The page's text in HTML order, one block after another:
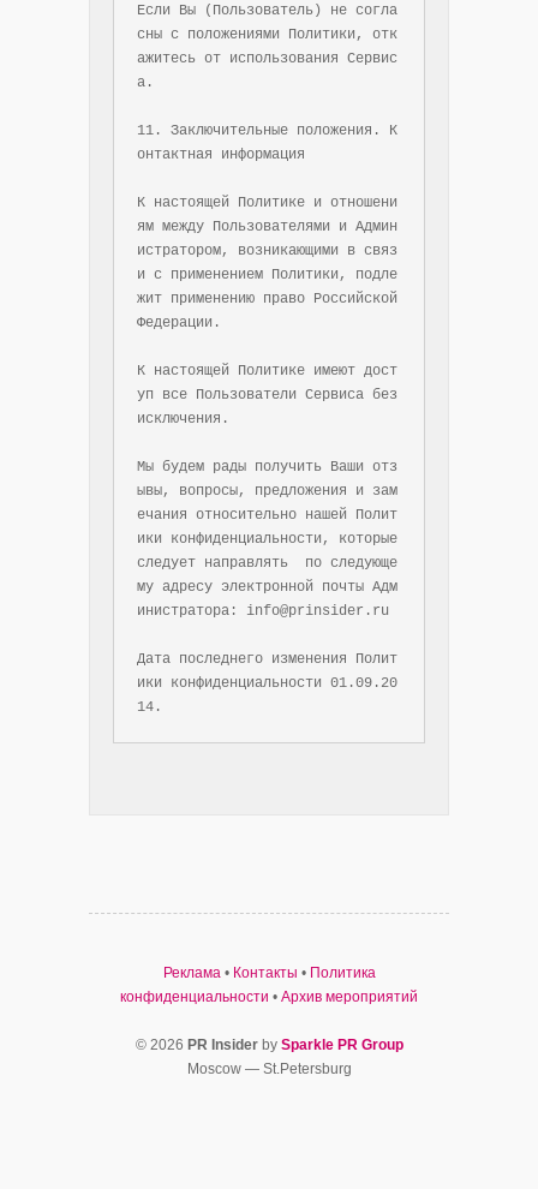
Если Вы (Пользователь) не согла
сны с положениями Политики, отк
ажитесь от использования Сервис
а.
11. Заключительные положения. К
онтактная информация
К настоящей Политике и отношени
ям между Пользователями и Админ
истратором, возникающими в связ
и с применением Политики, подле
жит применению право Российской
Федерации.
К настоящей Политике имеют дост
уп все Пользователи Сервиса без
исключения.
Мы будем рады получить Ваши отз
ывы, вопросы, предложения и зам
ечания относительно нашей Полит
ики конфиденциальности, которые
следует направлять  по следующе
му адресу электронной почты Адм
инистратора: info@prinsider.ru
Дата последнего изменения Полит
ики конфиденциальности 01.09.20
Реклама• Контакты • Политика
конфиденциальности • Архив мероприятий
© 2026 PR Insiderby Sparkle PR Group
Moscow — St.Petersburg